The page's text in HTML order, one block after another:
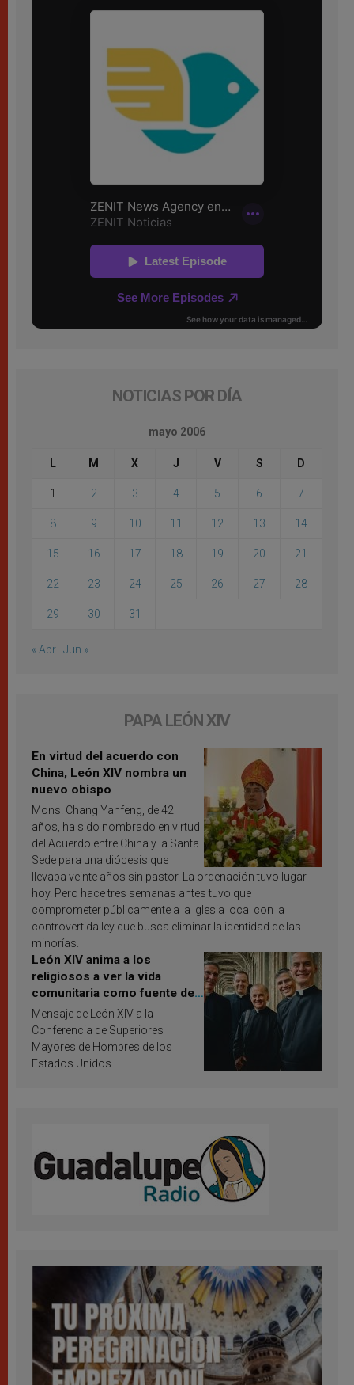
NOTICIAS POR DÍA
mayo 2006
L M X J V S D
1 2 3 4 5 6 7
8 9 10 11 12 13 14
15 16 17 18 19 20 21
22 23 24 25 26 27 28
29 30 31
« Abr Jun »
PAPA LEÓN XIV
En virtud del acuerdo con
China, León XIV nombra un
nuevo obispo
Mons. Chang Yanfeng, de 42
años, ha sido nombrado en virtud
del Acuerdo entre China y la Santa
Sede para una diócesis que
llevaba veinte años sin pastor. La ordenación tuvo lugar
hoy. Pero hace tres semanas antes tuvo que
comprometer públicamente a la Iglesia local con la
controvertida ley que busca eliminar la identidad de las
minorías.
León XIV anima a los
religiosos a ver la vida
comunitaria como fuente de
inspiración y santificación
Mensaje de León XIV a la
Conferencia de Superiores
Mayores de Hombres de los
Estados Unidos